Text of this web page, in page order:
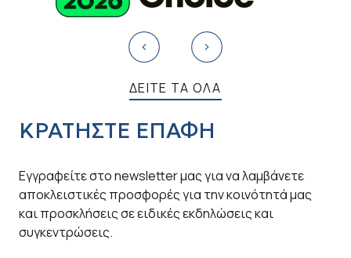
ΔΕΙΤΕ ΤΑ ΟΛΑ
ΚΡΑΤΗΣΤΕ ΕΠΑΦΗ
Εγγραφείτε στο newsletter μας για να λαμβάνετε
αποκλειστικές προσφορές για την κοινότητά μας
και προσκλήσεις σε ειδικές εκδηλώσεις και
συγκεντρώσεις.